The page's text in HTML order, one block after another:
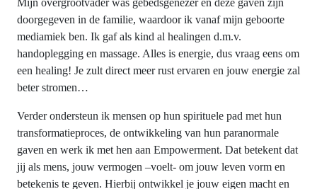
Mijn overgrootvader was gebedsgenezer en deze gaven zijn
doorgegeven in de familie, waardoor ik vanaf mijn geboorte
mediamiek ben. Ik gaf als kind al healingen d.m.v.
handoplegging en massage. Alles is energie, dus vraag eens om
een healing! Je zult direct meer rust ervaren en jouw energie zal
beter stromen…
Verder ondersteun ik mensen op hun spirituele pad met hun
transformatieproces, de ontwikkeling van hun paranormale
gaven en werk ik met hen aan Empowerment. Dat betekent dat
jij als mens, jouw vermogen –voelt- om jouw leven vorm en
betekenis te geven. Hierbij ontwikkel je jouw eigen macht en